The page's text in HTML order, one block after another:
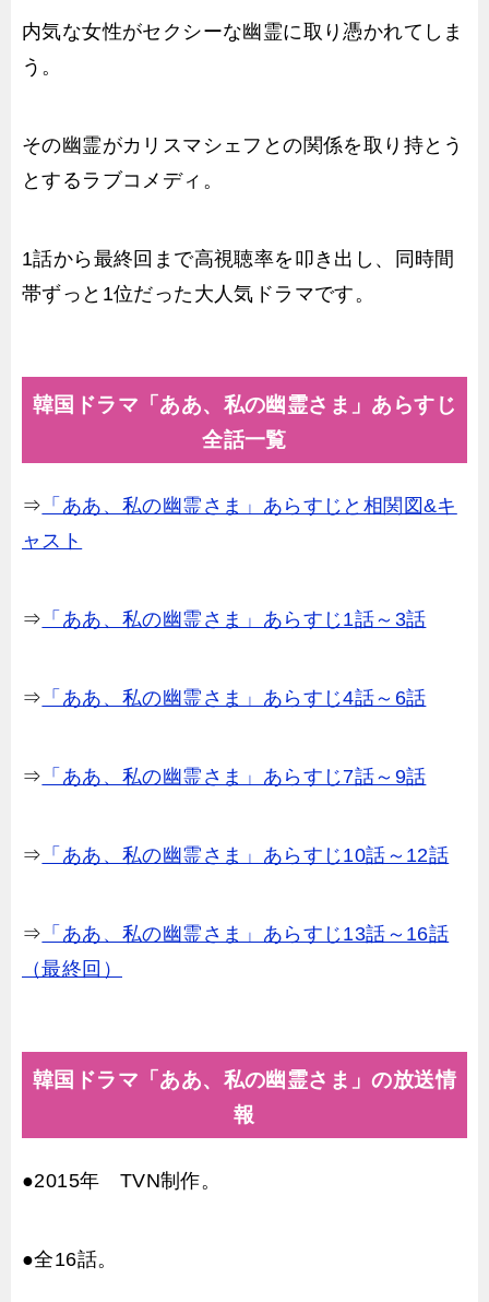
内気な女性がセクシーな幽霊に取り憑かれてしま
う。
その幽霊がカリスマシェフとの関係を取り持とう
とするラブコメディ。
1話から最終回まで高視聴率を叩き出し、同時間
帯ずっと1位だった大人気ドラマです。
韓国ドラマ「ああ、私の幽霊さま」あらすじ
全話一覧
⇒ 「ああ、私の幽霊さま」あらすじと相関図&キ
ャスト
⇒ 「ああ、私の幽霊さま」あらすじ1話～3話
⇒ 「ああ、私の幽霊さま」あらすじ4話～6話
⇒ 「ああ、私の幽霊さま」あらすじ7話～9話
⇒ 「ああ、私の幽霊さま」あらすじ10話～12話
⇒ 「ああ、私の幽霊さま」あらすじ13話～16話
（最終回）
韓国ドラマ「ああ、私の幽霊さま」の放送情
報
●2015年 TVN制作。
●全16話。